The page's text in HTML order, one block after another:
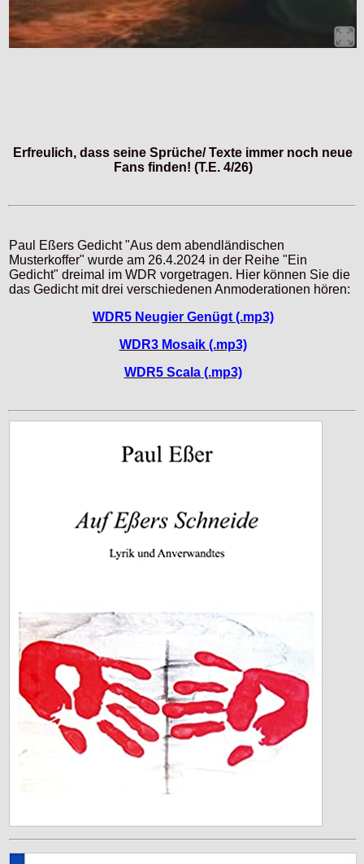
Erfreulich, dass seine Sprüche/ Texte immer noch neue
Fans finden! (T.E. 4/26)
Paul Eßers Gedicht "Aus dem abendländischen
Musterkoffer" wurde am 26.4.2024 in der Reihe "Ein
Gedicht" dreimal im WDR vorgetragen. Hier können Sie die
das Gedicht mit drei verschiedenen Anmoderationen hören:
WDR5 Neugier Genügt (.mp3)
WDR3 Mosaik (.mp3)
WDR5 Scala (.mp3)